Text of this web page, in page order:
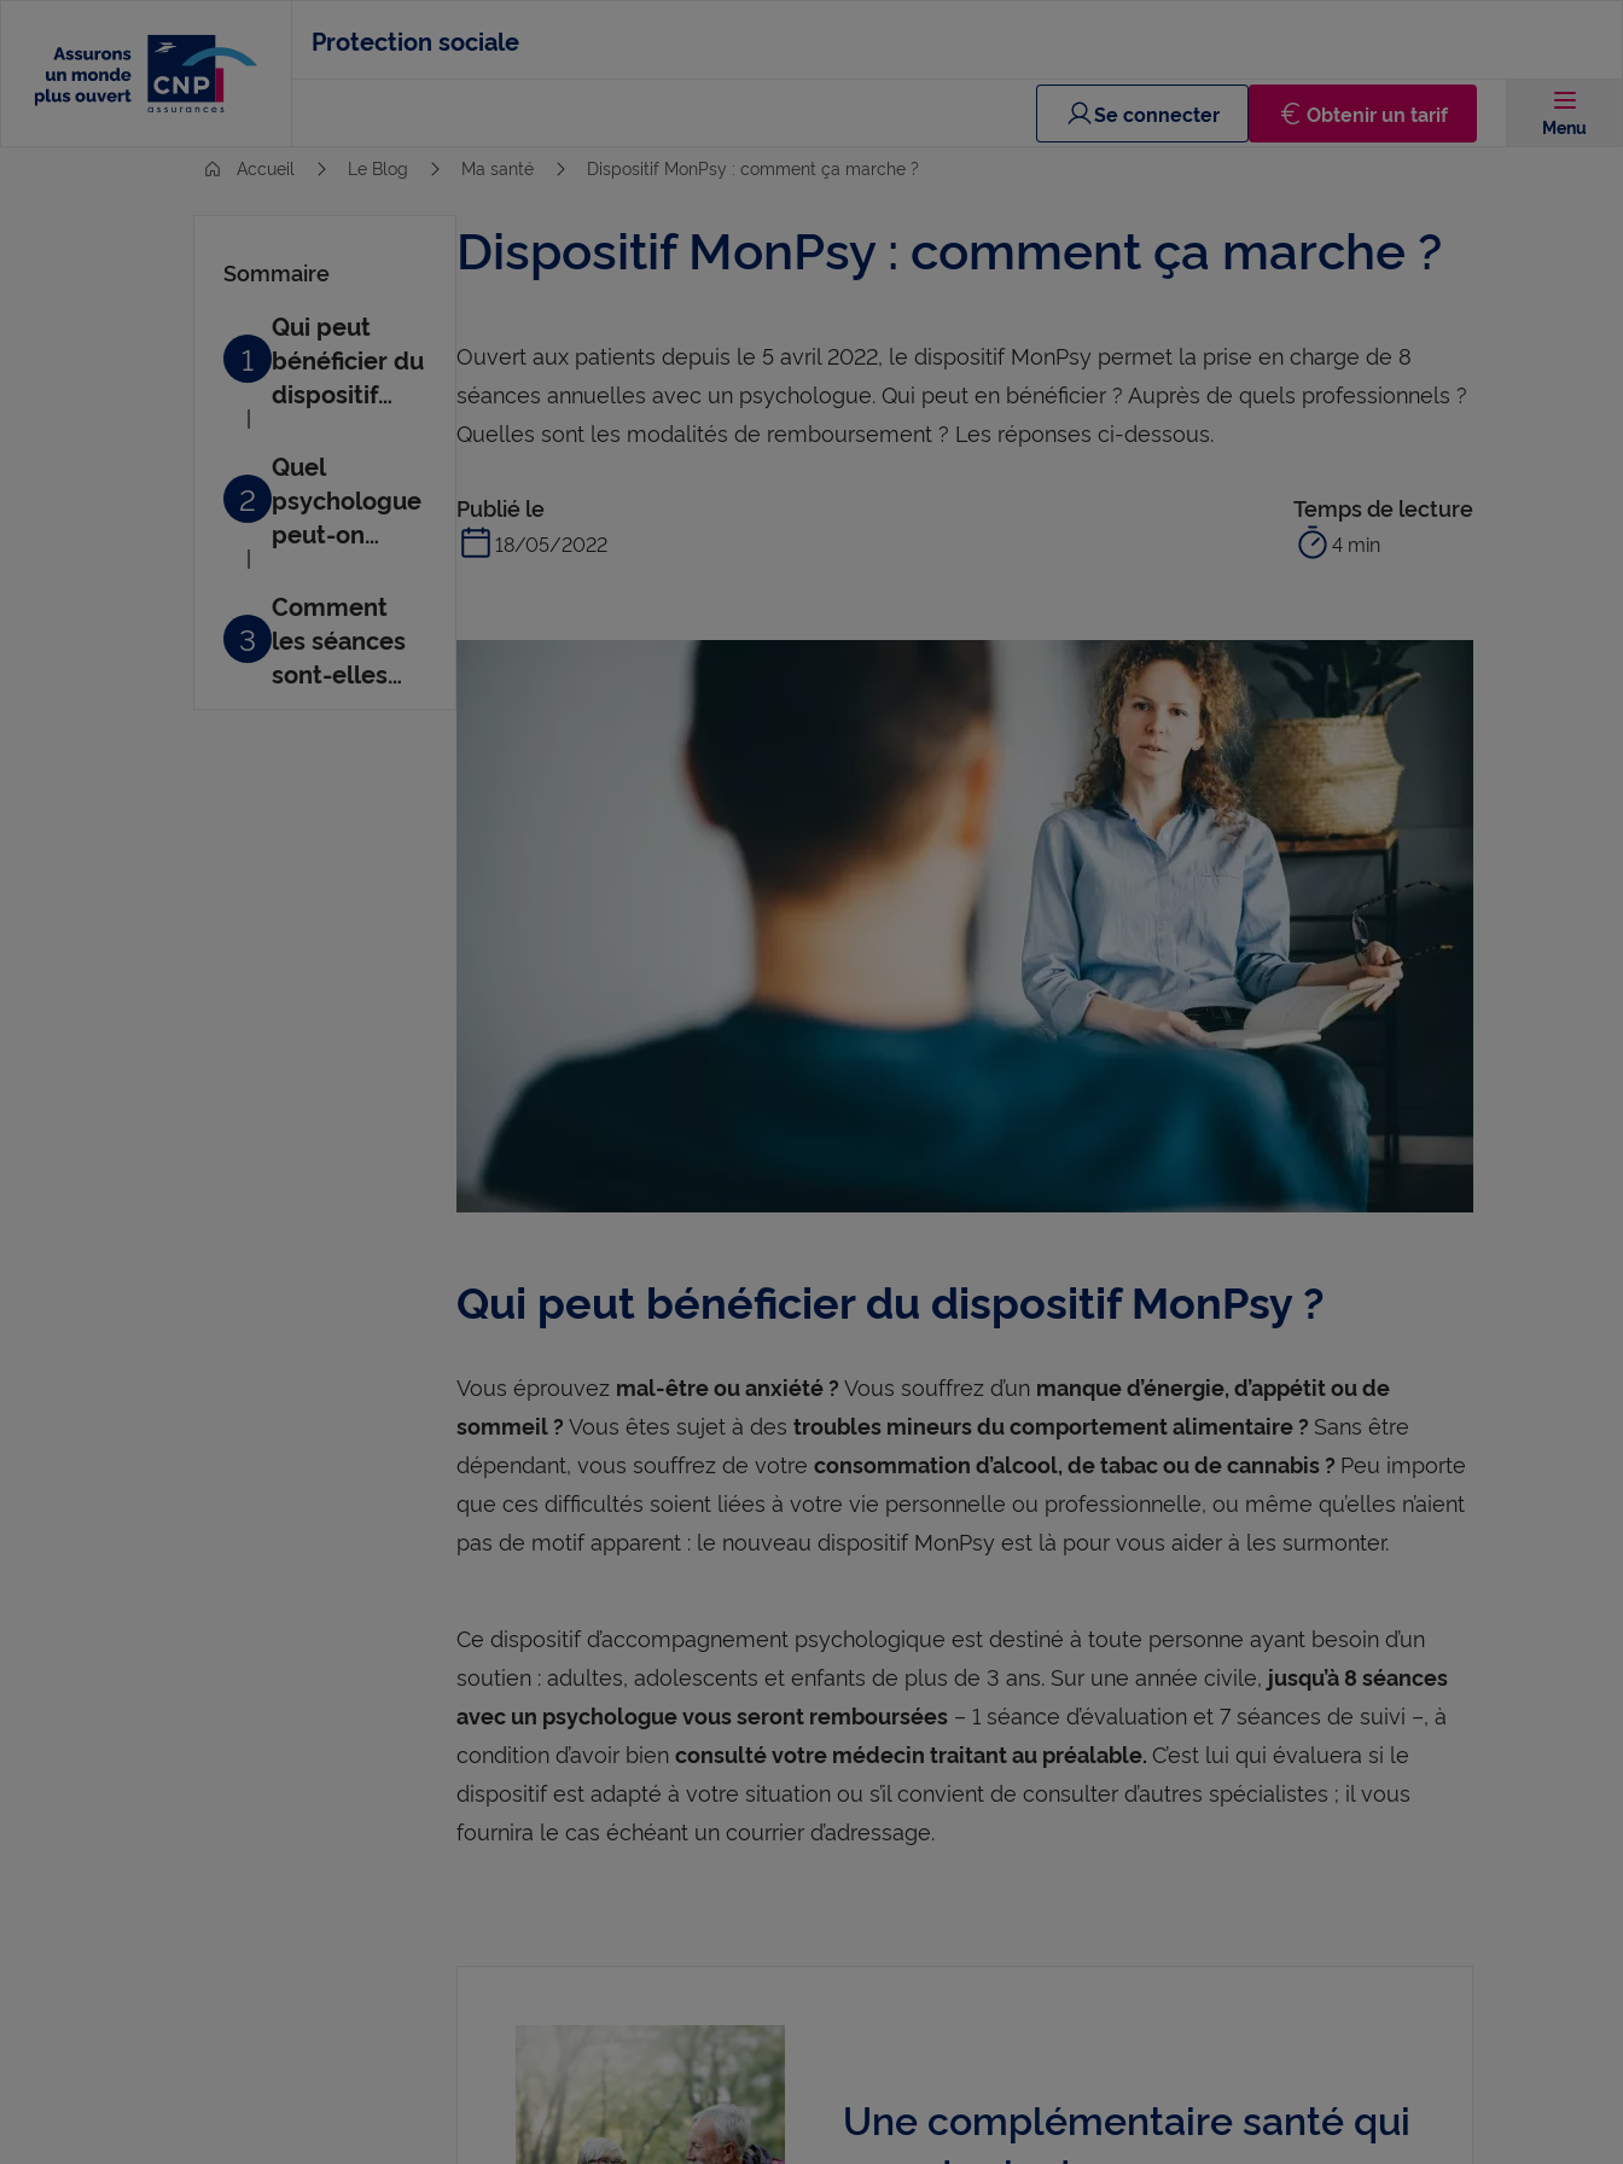
contenu
principal
Protection sociale
Se connecter Obtenir un tarif
Menu
Accueil
Le Blog Ma santé Dispositif MonPsy : comment ça marche ?
Sommaire
1
Qui peut
bénéficier du
dispositif
2
Quel
psychologue
peut-on
3
Comment
les séances
sont-elles
Dispositif MonPsy : comment ça marche ?
Ouvert aux patients depuis le 5 avril 2022, le dispositif MonPsy permet la prise en charge de 8
séances annuelles avec un psychologue. Qui peut en bénéficier ? Auprès de quels professionnels ?
Quelles sont les modalités de remboursement ? Les réponses ci-dessous.
Publié le
18/05/2022
Temps de lecture
4 min
Qui peut bénéficier du dispositif MonPsy ?
Vous éprouvez mal-être ou anxiété ? Vous souffrez d’un manque d’énergie, d’appétit ou de
sommeil ? Vous êtes sujet à des troubles mineurs du comportement alimentaire ? Sans être
dépendant, vous souffrez de votre consommation d’alcool, de tabac ou de cannabis ? Peu importe
que ces difficultés soient liées à votre vie personnelle ou professionnelle, ou même qu’elles n’aient
pas de motif apparent : le nouveau dispositif MonPsy est là pour vous aider à les surmonter.
Ce dispositif d’accompagnement psychologique est destiné à toute personne ayant besoin d’un
soutien : adultes, adolescents et enfants de plus de 3 ans. Sur une année civile, jusqu’à 8 séances
avec un psychologue vous seront remboursées – 1 séance d’évaluation et 7 séances de suivi –, à
condition d’avoir bien consulté votre médecin traitant au préalable. C’est lui qui évaluera si le
dispositif est adapté à votre situation ou s’il convient de consulter d’autres spécialistes ; il vous
fournira le cas échéant un courrier d’adressage.
Une complémentaire santé qui